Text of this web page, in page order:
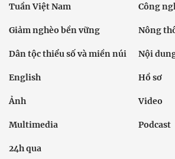
Tuần Việt Nam Công
Giảm nghèo bền vững Nông
Dân tộc thiểu số và miền núi Nội
English Hồ sơ
Ảnh Video
Multimedia Podcast
24h qua